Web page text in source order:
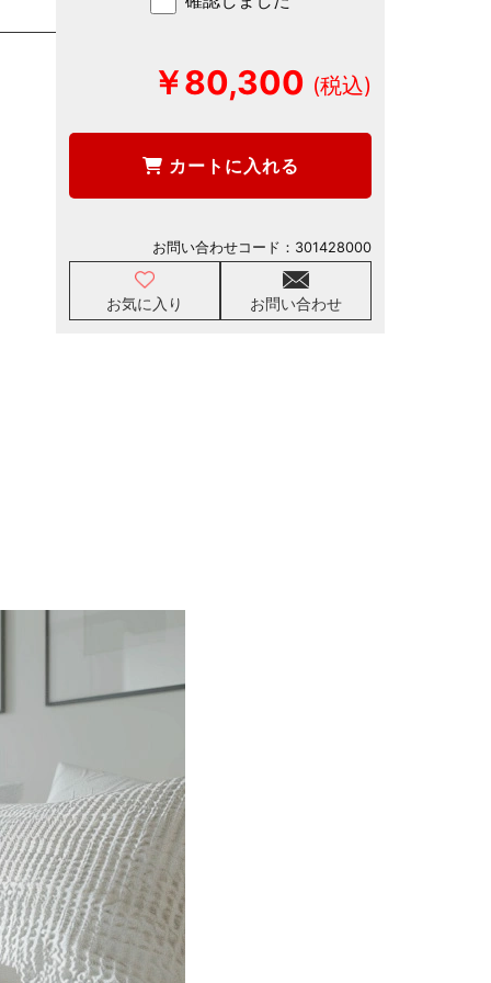
￥80,300
カートに入れる
お気に入り お問い合わせ
お問い合わせコード： 301428000